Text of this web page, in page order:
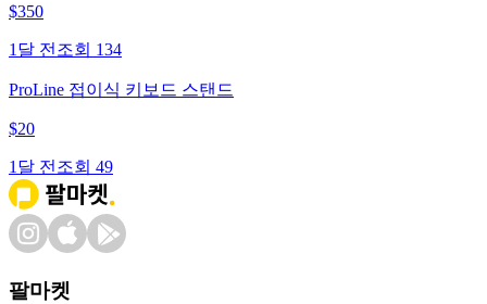
$350
1달 전 조회 134
ProLine 접이식 키보드 스탠드
$20
1달 전 조회 49
팔마켓